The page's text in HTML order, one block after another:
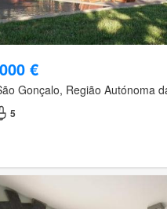
€
Gonçalo, Região Autónoma
5